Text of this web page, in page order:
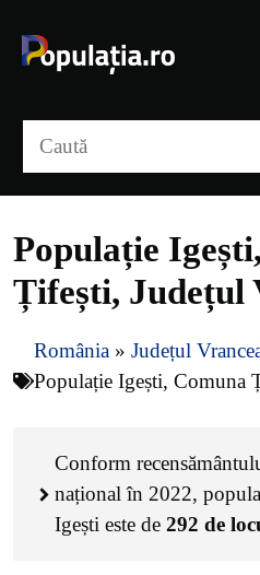
conținut
Populație
Țifești, Județul
România » Județul
Populație Igești, Comuna
Conform
național în 2022,
Igești este de 292 de